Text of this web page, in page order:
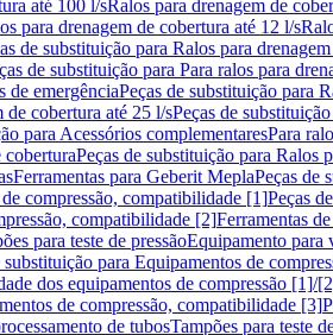
até 100 l/sRalos para drenagem de
para drenagem de cobertura até 12 l/s
de substituição para Ralos para
de substituição para Para ralos para
de emergênciaPeças de substituição para
de cobertura até 25 l/sPeças de
para Acessórios complementaresPara
coberturaPeças de substituição para Ralos
Ferramentas para Geberit MeplaPeças de
compressão, compatibilidade [1]Peças
compatibilidade [2]Ferramentas
para teste de pressãoEquipamento para
substituição para Equipamentos de
dos equipamentos de compressão [1]/
de compressão, compatibilidade [3]
de tubosTampões para teste